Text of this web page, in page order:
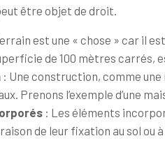
être objet de droit.
est une « chose » car il
de 100 mètres
: Une construction, comme
Prenons l’exemple d’une
: Les éléments
de leur fixation au sol